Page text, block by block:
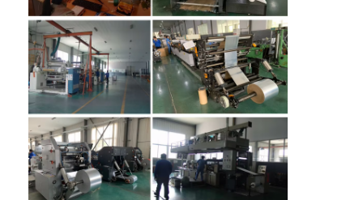
홈
제품
회사 소개
공장 견학